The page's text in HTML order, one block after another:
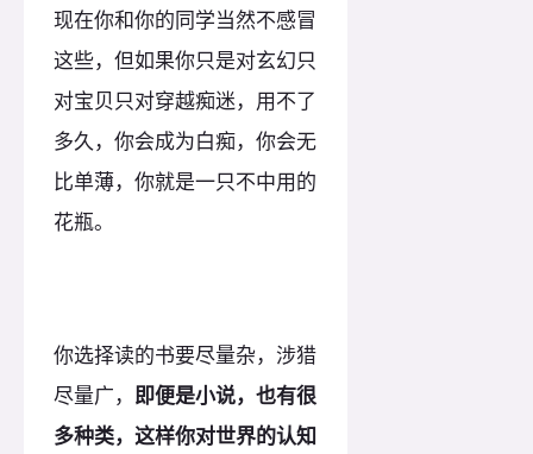
现在你和你的同学当然不感冒
这些，但如果你只是对玄幻只
对宝贝只对穿越痴迷，用不了
多久，你会成为白痴，你会无
比单薄，你就是一只不中用的
花瓶。
你选择读的书要尽量杂，涉猎
尽量广， 即便是小说，也有很
多种类，这样你对世界的认知